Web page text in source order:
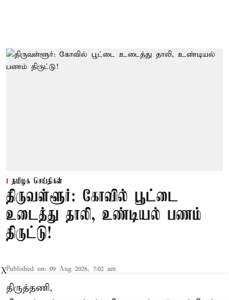
தமிழக செய்திகள்
திருவள்ளூர்: கோவில் பூட்டை
உடைத்து தாலி, உண்டியல் பணம்
திருட்டு!
Published on: 09 Aug 2026, 7:02 am
திருத்தணி,
X